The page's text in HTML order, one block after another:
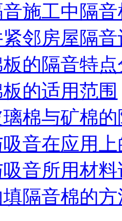
施工中隔
邻房屋隔
的隔音特
的适用范围
棉与矿棉
音在应用
音所用材
隔音棉的方